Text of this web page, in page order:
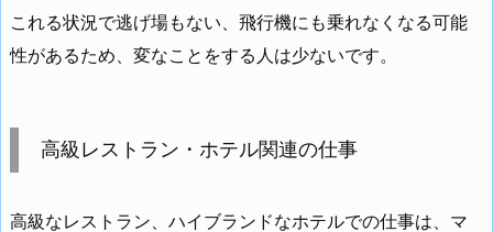
これる状況で逃げ場もない、飛行機にも乗れなくなる可能
性があるため、変なことをする人は少ないです。
高級レストラン・ホテル関連の仕事
高級なレストラン、ハイブランドなホテルでの仕事は、マ